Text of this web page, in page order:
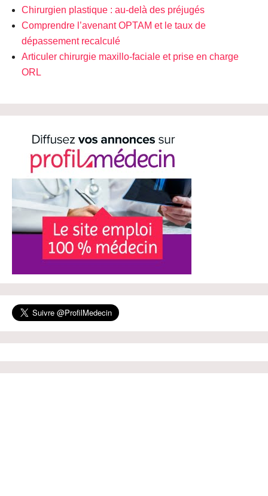
Chirurgien plastique : au-delà des préjugés
Comprendre l’avenant OPTAM et le taux de
dépassement recalculé
Articuler chirurgie maxillo-faciale et prise en charge
ORL